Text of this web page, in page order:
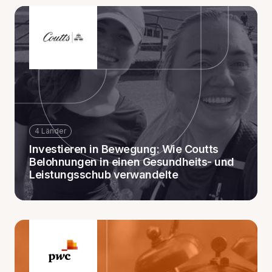
4 Länder
Investieren in Bewegung: Wie Coutts
Belohnungen in einen Gesundheits- und
Leistungsschub verwandelte